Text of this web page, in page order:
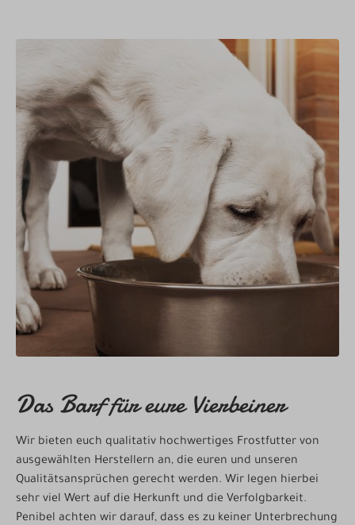
Das Barf für eure Vierbeiner
Wir bieten euch qualitativ hochwertiges Frostfutter von
ausgewählten Herstellern an, die euren und unseren
Qualitätsansprüchen gerecht werden. Wir legen hierbei
sehr viel Wert auf die Herkunft und die Verfolgbarkeit.
Penibel achten wir darauf, dass es zu keiner Unterbrechung